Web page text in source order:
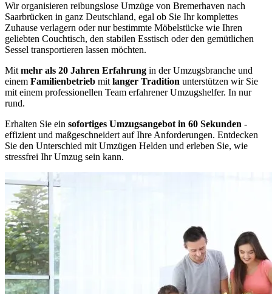
Wir organisieren reibungslose Umzüge von Bremerhaven nach
Saarbrücken in ganz Deutschland, egal ob Sie Ihr komplettes
Zuhause verlagern oder nur bestimmte Möbelstücke wie Ihren
geliebten Couchtisch, den stabilen Esstisch oder den gemütlichen
Sessel transportieren lassen möchten.
Mit mehr als 20 Jahren Erfahrung in der Umzugsbranche und
einem Familienbetrieb mit langer Tradition unterstützen wir Sie
mit einem professionellen Team erfahrener Umzugshelfer. In nur
rund.
Erhalten Sie ein sofortiges Umzugsangebot in 60 Sekunden -
effizient und maßgeschneidert auf Ihre Anforderungen. Entdecken
Sie den Unterschied mit Umzügen Helden und erleben Sie, wie
stressfrei Ihr Umzug sein kann.